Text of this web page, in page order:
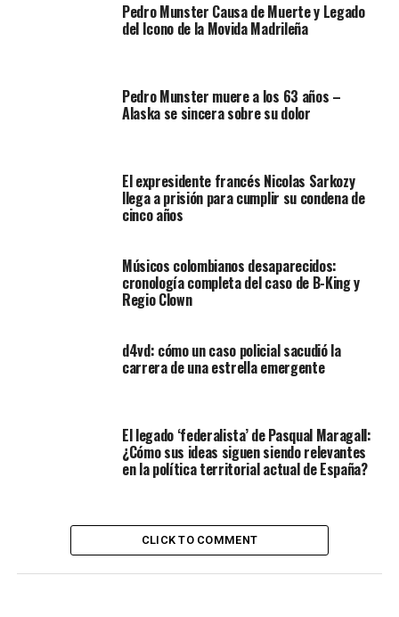
Pedro Munster Causa de Muerte y Legado
del Icono de la Movida Madrileña
Pedro Munster muere a los 63 años –
Alaska se sincera sobre su dolor
El expresidente francés Nicolas Sarkozy
llega a prisión para cumplir su condena de
cinco años
Músicos colombianos desaparecidos:
cronología completa del caso de B-King y
Regio Clown
d4vd: cómo un caso policial sacudió la
carrera de una estrella emergente
El legado ‘federalista’ de Pasqual Maragall:
¿Cómo sus ideas siguen siendo relevantes
en la política territorial actual de España?
CLICK TO COMMENT